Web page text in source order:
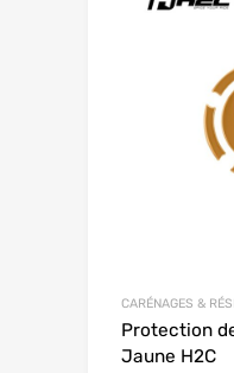
CARÉNAGES &
Protection
Jaune H2C